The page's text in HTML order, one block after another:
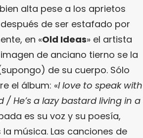
alta pese a los aprietos
de ser estafado por
en «Old Ideas» el artista
de anciano tierno se la
de su cuerpo. Sólo
el álbum: «I love to speak with
He’s a lazy bastard living in a
es su voz y su poesía,
música. Las canciones de